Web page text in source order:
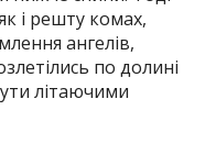
і решту комах,
ангелів,
по долині
літаючими